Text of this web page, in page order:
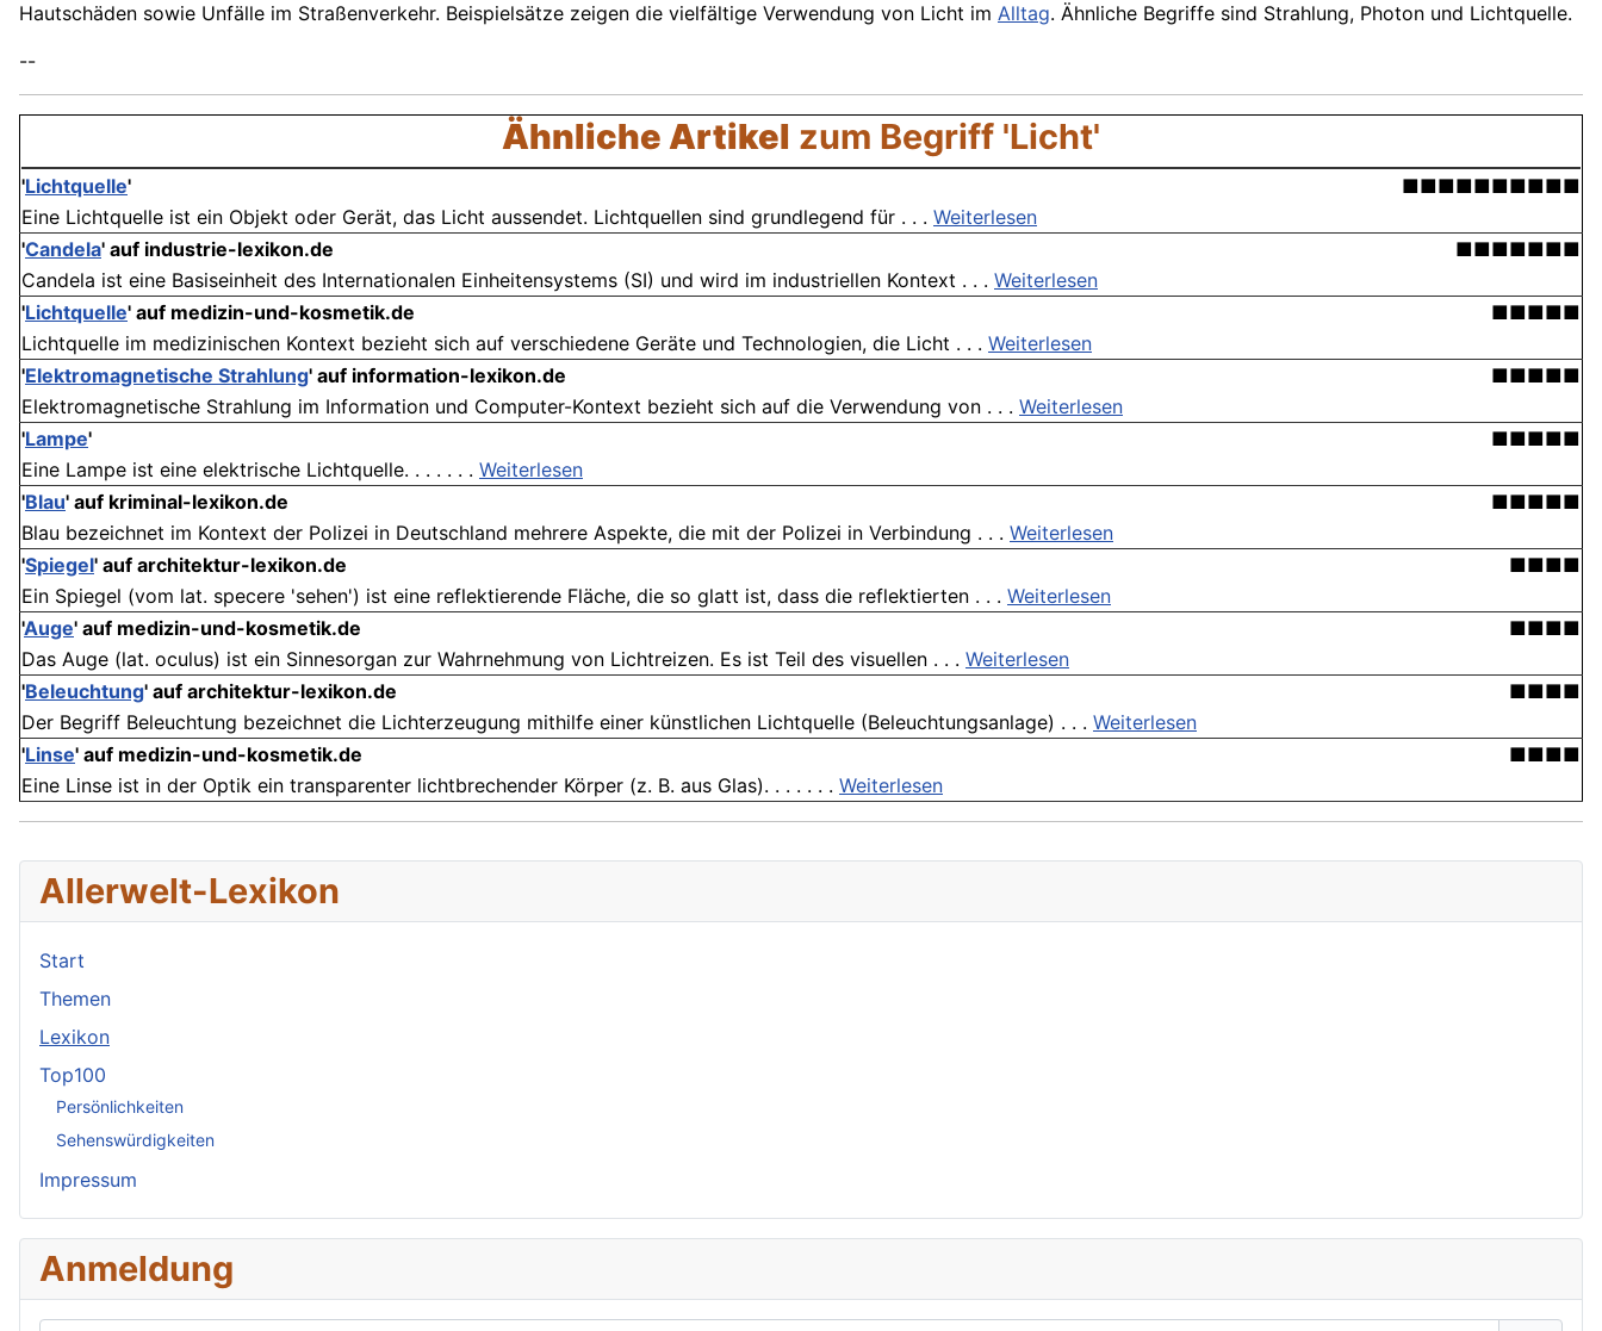
Hautschäden sowie Unfälle im Straßenverkehr. Beispielsätze zeigen die vielfältige Verwendung von Licht im Alltag. Ähnliche Begriffe sind Strahlung, Photon und Lichtquelle.
--
Ähnliche Artikel zum Begriff 'Licht'
'Lichtquelle'
■■■■■■■■■■
Eine Lichtquelle ist ein Objekt oder Gerät, das Licht aussendet. Lichtquellen sind grundlegend für . . . Weiterlesen
'Candela' auf industrie-lexikon.de
■■■■■■■
Candela ist eine Basiseinheit des Internationalen Einheitensystems (SI) und wird im industriellen Kontext . . . Weiterlesen
'Lichtquelle' auf medizin-und-kosmetik.de
■■■■■
Lichtquelle im medizinischen Kontext bezieht sich auf verschiedene Geräte und Technologien, die Licht . . . Weiterlesen
'Elektromagnetische Strahlung' auf information-lexikon.de
■■■■■
Elektromagnetische Strahlung im Information und Computer-Kontext bezieht sich auf die Verwendung von . . . Weiterlesen
'Lampe'
■■■■■
Eine Lampe ist eine elektrische Lichtquelle. . . . . . . Weiterlesen
'Blau' auf kriminal-lexikon.de
■■■■■
Blau bezeichnet im Kontext der Polizei in Deutschland mehrere Aspekte, die mit der Polizei in Verbindung . . . Weiterlesen
'Spiegel' auf architektur-lexikon.de
■■■■
Ein Spiegel (vom lat. specere 'sehen') ist eine reflektierende Fläche, die so glatt ist, dass die reflektierten . . . Weiterlesen
'Auge' auf medizin-und-kosmetik.de
■■■■
Das Auge (lat. oculus) ist ein Sinnesorgan zur Wahrnehmung von Lichtreizen. Es ist Teil des visuellen . . . Weiterlesen
'Beleuchtung' auf architektur-lexikon.de
■■■■
Der Begriff Beleuchtung bezeichnet die Lichterzeugung mithilfe einer künstlichen Lichtquelle (Beleuchtungsanlage) . . . Weiterlesen
'Linse' auf medizin-und-kosmetik.de
■■■■
Eine Linse ist in der Optik ein transparenter lichtbrechender Körper (z. B. aus Glas). . . . . . . Weiterlesen
Allerwelt-Lexikon
Start
Themen
Lexikon
Top100
Persönlichkeiten
Sehenswürdigkeiten
Impressum
Anmeldung